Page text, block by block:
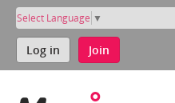
Select Language ▼
Log in Join